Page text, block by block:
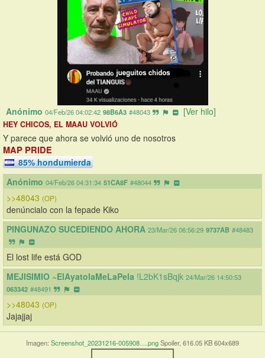
Anónimo 04/Feb/26 04:02:42 98B6A3 #48043 [Ver hilo]
HEY CHICOS, EL MAAU VOLVIÓ
Y parece que ahora se volvió uno de nosotros
MAP PRIDE
85% hondumierda
Anónimo 04/Feb/26 04:31:34 51CA8F #48044
>>48043 (OP)
denúncialo con la fepade Kiko
PINGUNAZO SUCEDIENDO AHORA 23/Mar/26 06:56:29 9737AB #48483
El lost life está GOD
MEJISIMIO ~ElAyatolaMeLaPela !L2bK1sBqjk 24/Mar/26 14:50:53
063342 #48491
>>48043 (OP)
Jajajjaj
Imagen: Screenshot_20231216-005908….pngSpoiler, 616.05 KB 604x689